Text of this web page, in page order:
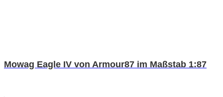
Mowag Eagle IV von Armour87 im Maßstab 1:87